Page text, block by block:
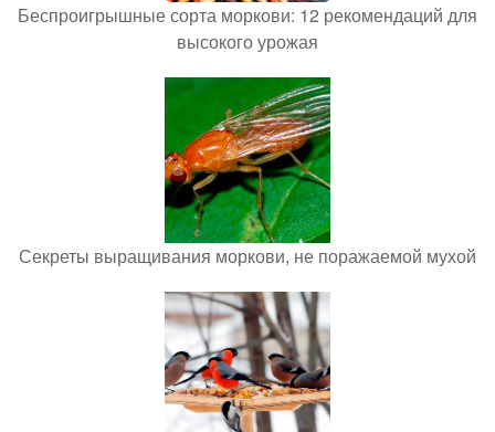
Беспроигрышные сорта моркови: 12 рекомендаций для
высокого урожая
Секреты выращивания моркови, не поражаемой мухой